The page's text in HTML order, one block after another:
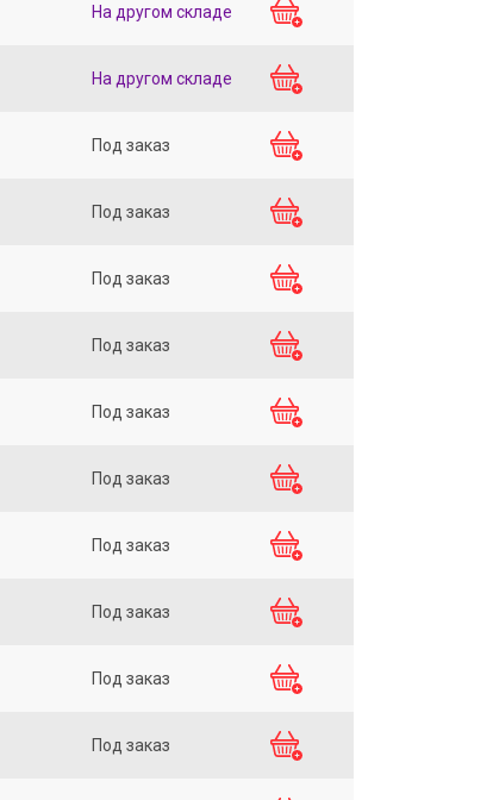
На другом складе
На другом складе
Под заказ
Под заказ
Под заказ
Под заказ
Под заказ
Под заказ
Под заказ
Под заказ
Под заказ
Под заказ